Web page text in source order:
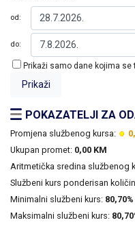
od:
do:
Prikaži samo dane kojima se
POKAZATELJI ZA
Promjena službenog kursa:
Ukupan promet: 0,00 KM
Aritmetička sredina službenog
Službeni kurs ponderisan
Minimalni službeni kurs: 80,70%
Maksimalni službeni kurs: